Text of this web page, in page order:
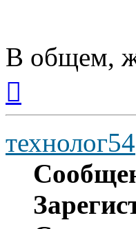
В общем,
началу
технолог54